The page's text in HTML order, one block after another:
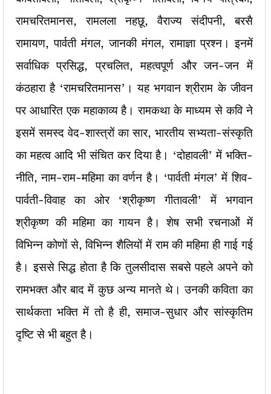
रामचरितमानस, रामलला नहछू, वैराज्य संदीपनी, बरसै
रामायण, पार्वती मंगल, जानकी मंगल, रामाज्ञा प्रश्न। इनमें
सर्वाधिक प्रसिद्ध, प्रचलित, महत्वपूर्ण और जन-जन में
कंठहारा है ‘रामचरितमानस’। यह भगवान श्रीराम के जीवन
पर आधारित एक महाकाव्य है। रामकथा के माध्यम से कवि ने
इसमें समस्द वेद-शास्त्रों का सार, भारतीय सभ्यता-संस्कृति
का महत्व आदि भी संचित कर दिया है। ‘दोहावली’ में भक्ति-
नीति, नाम-राम-महिमा का वर्णन है। ‘पार्वती मंगल’ में शिव-
पार्वती-विवाह का ओर ‘श्रीकृष्ण गीतावली’ में भगवान
श्रीकृष्ण की महिमा का गायन है। शेष सभी रचनाओं में
विभिन्न कोणों से, विभिन्न शैलियों में राम की महिमा ही गाई गई
है। इससे सिद्ध होता है कि तुलसीदास सबसे पहले अपने को
रामभक्त और बाद में कुछ अन्य मानते थे। उनकी कविता का
सार्थकता भक्ति में तो है ही, समाज-सुधार और सांस्कृतिम
दृष्टि से भी बहुत है।